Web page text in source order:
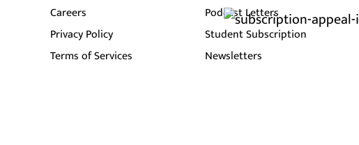
Careers
Privacy Policy
Terms of Services
Podcast Letters
Student Subscription
Newsletters